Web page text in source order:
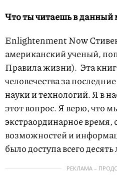
Что ты читаешь в данный
Enlightenment Now
американский ученый,
Правила жизни). Эта
человечества за
науки и технологий. Я в
этот вопрос. Я верю, что
экстраординарное
возможностей и
было доступа всего десять
РЕКЛАМА –